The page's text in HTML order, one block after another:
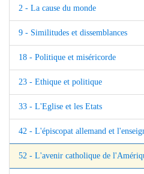
2 - La cause du monde
9 - Similitudes et dissemblances
18 - Politique et miséricorde
23 - Ethique et politique
33 - L'Eglise et les Etats
42 - L'épiscopat allemand et
52 - L'avenir catholique de